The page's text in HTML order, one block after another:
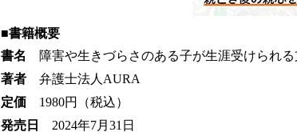
■書籍概要
書名 障害や生きづらさのある子が生涯受けられ
著者 弁護士法人AURA
定価 1980円（税込）
発売日 2024年7月31日